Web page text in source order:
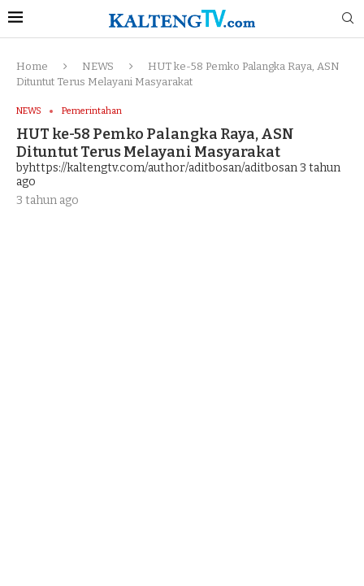
Home NEWS
HUT ke-58 Pemko Palangka Raya, ASN
Dituntut Terus Melayani Masyarakat
NEWS Pemerintahan
HUT ke-58 Pemko Palangka Raya, ASN
Dituntut Terus Melayani Masyarakat
byhttps://kaltengtv.com/author/aditbosan/aditbosan3 tahun
ago
3 tahun ago